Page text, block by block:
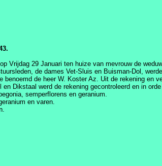
Vrijdag 29 Januari ten huize van mevrouw de
de dames Vet-Sluis en Buisman-Dol,
de heer W. Koster Az. Uit de rekening
Dikstaal werd de rekening gecontroleerd en in
semperflorens en geranium.
en varen.